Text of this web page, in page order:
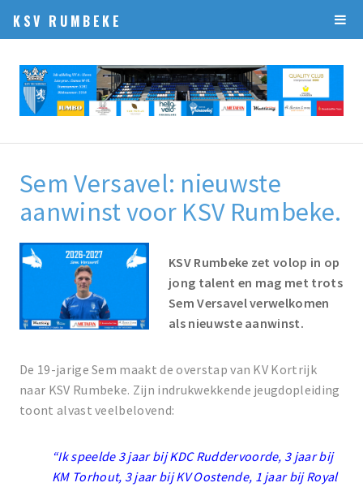
KSV RUMBEKE
Sem Versavel: nieuwste
aanwinst voor KSV Rumbeke.
KSV Rumbeke zet volop in op
jong talent en mag met trots
Sem Versavel verwelkomen
als nieuwste aanwinst.
De 19-jarige Sem maakt de overstap van KV Kortrijk
naar KSV Rumbeke. Zijn indrukwekkende jeugdopleiding
toont alvast veelbelovend:
“Ik speelde 3 jaar bij KDC Ruddervoorde, 3 jaar bij
KM Torhout, 3 jaar bij KV Oostende, 1 jaar bij Royal